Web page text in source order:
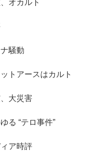
オカルト
騒動
トアースはカルト
大災害
る “テロ事件”
ィア時評